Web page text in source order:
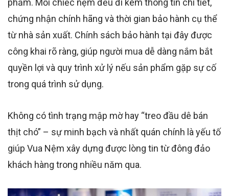
phẩm. Mỗi chiếc nệm đều đi kèm thông tin chi tiết,
chứng nhận chính hãng và thời gian bảo hành cụ thể
từ nhà sản xuất. Chính sách bảo hành tại đây được
công khai rõ ràng, giúp người mua dễ dàng nắm bắt
quyền lợi và quy trình xử lý nếu sản phẩm gặp sự cố
trong quá trình sử dụng.
Không có tình trạng mập mờ hay “treo đầu dê bán
thịt chó” – sự minh bạch và nhất quán chính là yếu tố
giúp Vua Nệm xây dựng được lòng tin từ đông đảo
khách hàng trong nhiều năm qua.